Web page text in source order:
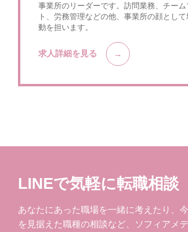
事業所のリーダーです。訪問業務、チーム
ト、労務管理などの他、事業所の顔とし
動を担います。
求人詳細を見る
LINEで気軽に転職相談
あなたにあった職場を一緒に考えたり、
を見据えた職種の相談など、ソフィアメ